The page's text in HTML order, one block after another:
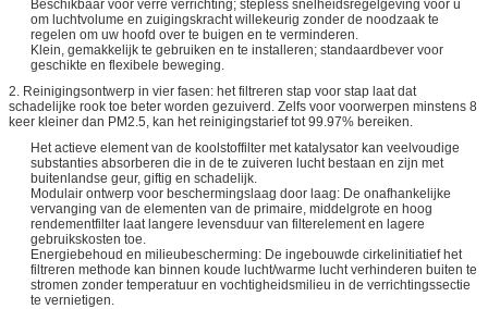
Beschikbaar voor verre verrichting; stepless snelheidsregelgeving voor u
om luchtvolume en zuigingskracht willekeurig zonder de noodzaak te
regelen om uw hoofd over te buigen en te verminderen.
Klein, gemakkelijk te gebruiken en te installeren; standaardbever voor
geschikte en flexibele beweging.
2. Reinigingsontwerp in vier fasen: het filtreren stap voor stap laat dat
schadelijke rook toe beter worden gezuiverd. Zelfs voor voorwerpen minstens 8
keer kleiner dan PM2.5, kan het reinigingstarief tot 99.97% bereiken.
Het actieve element van de koolstoffilter met katalysator kan veelvoudige
substanties absorberen die in de te zuiveren lucht bestaan en zijn met
buitenlandse geur, giftig en schadelijk.
Modulair ontwerp voor beschermingslaag door laag: De onafhankelijke
vervanging van de elementen van de primaire, middelgrote en hoog
rendementfilter laat langere levensduur van filterelement en lagere
gebruikskosten toe.
Energiebehoud en milieubescherming: De ingebouwde cirkelinitiatief het
filtreren methode kan binnen koude lucht/warme lucht verhinderen buiten te
stromen zonder temperatuur en vochtigheidsmilieu in de verrichtingssectie
te vernietigen.